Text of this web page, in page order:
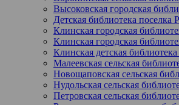
Высоковская городская
Детская библиотека поселка
Клинская городская
Клинская городская
Клинская детская
Малеевская сельская
Новощаповская сельская
Нудольская сельская
Петровская сельская